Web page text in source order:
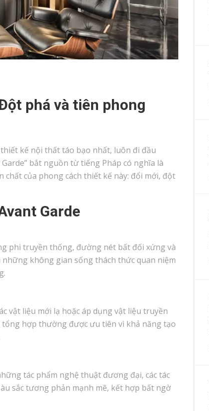
phá và tiên phong
kế nội thất táo bạo nhất, luôn đi đầu
bắt nguồn từ tiếng Pháp có nghĩa là
chất của phong cách thiết kế này: đổi mới, đột
Garde
phi truyền thống, đường nét bất đối xứng và
những không gian sống thách thức quan niệm
vật liệu mới lạ hoặc áp dụng vật liệu truyền
hợp thường được ưu tiên vì khả năng tạo
tác phẩm nghệ thuật đương đại, các tác
sắc tương phản mạnh mẽ, kết hợp bất ngờ